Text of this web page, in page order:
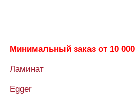
Минимальный заказ от 10
Ламинат
Egger